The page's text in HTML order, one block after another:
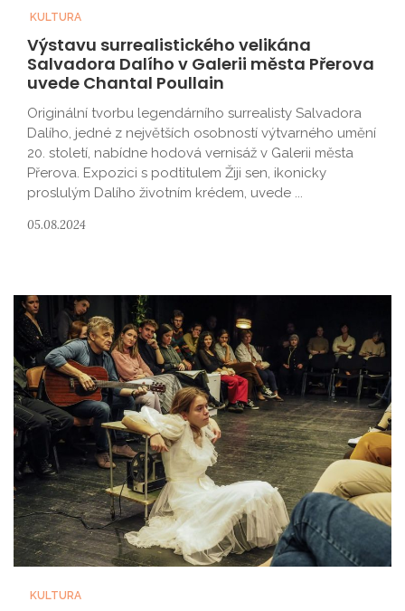
KULTURA
Výstavu surrealistického velikána
Salvadora Dalího v Galerii města Přerova
uvede Chantal Poullain
Originální tvorbu legendárního surrealisty Salvadora
Dalího, jedné z největších osobností výtvarného umění
20. století, nabídne hodová vernisáž v Galerii města
Přerova. Expozici s podtitulem Žiji sen, ikonicky
proslulým Dalího životním krédem, uvede ...
05.08.2024
KULTURA